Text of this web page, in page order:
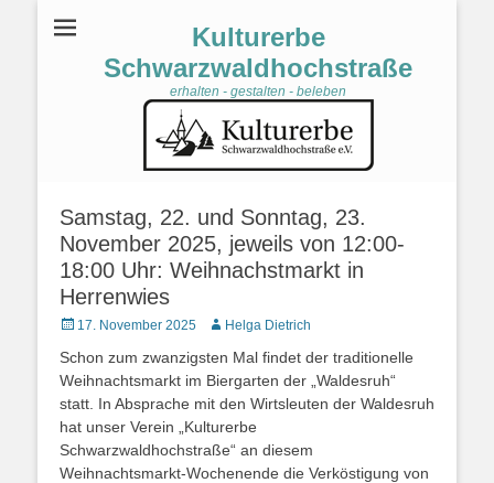
Kulturerbe
Schwarzwaldhochstraße
erhalten - gestalten - beleben
Samstag, 22. und Sonntag, 23.
November 2025, jeweils von 12:00-
18:00 Uhr: Weihnachstmarkt in
Herrenwies
Veröffentlicht
17. November 2025 AutorHelga Dietrich
Schon zum zwanzigsten Mal findet der traditionelle
Weihnachtsmarkt im Biergarten der „Waldesruh“
statt. In Absprache mit den Wirtsleuten der Waldesruh
hat unser Verein „Kulturerbe
Schwarzwaldhochstraße“ an diesem
Weihnachtsmarkt-Wochenende die Verköstigung von